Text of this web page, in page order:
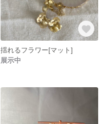
揺れるフラワー[マット]
展示中